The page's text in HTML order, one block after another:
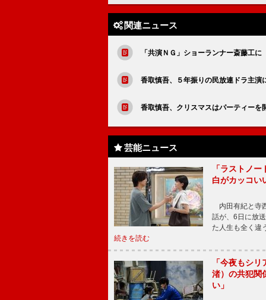
関連ニュース
「共演ＮＧ」ショーランナー斎藤工
香取慎吾、５年振りの民放連ドラ主
香取慎吾、クリスマスはパーティー
芸能ニュース
「ラストノ
白がカッコい
内田有紀と寺
話が、6日に放
た人生も全く違
続きを読む
「今夜もシ
渚）の共犯関
い」